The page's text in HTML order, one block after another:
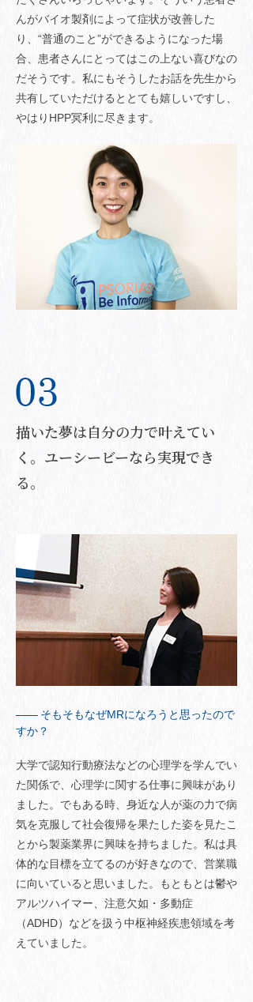
んがバイオ製剤によって症状が改善した
り、“普通のこと”ができるようになった場
合、患者さんにとってはこの上ない喜びなの
だそうです。私にもそうしたお話を先生から
共有していただけるととても嬉しいですし、
やはりHPP冥利に尽きます。
描いた夢は自分の力で叶えてい
く。ユーシービーなら実現でき
る。
そもそもなぜMRになろうと思ったので
すか？
大学で認知行動療法などの心理学を学んでい
た関係で、心理学に関する仕事に興味があり
ました。でもある時、身近な人が薬の力で病
気を克服して社会復帰を果たした姿を見たこ
とから製薬業界に興味を持ちました。私は具
体的な目標を立てるのが好きなので、営業職
に向いていると思いました。もともとは鬱や
アルツハイマー、注意欠如・多動症
（ADHD）などを扱う中枢神経疾患領域を考
えていました。